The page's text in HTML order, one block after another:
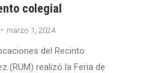
colegial
marzo 1, 2024
del Recinto
(RUM) realizó la Feria de